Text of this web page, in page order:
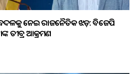
ନେଇ ରାଜନୈତିକ ଝଡ଼: ବିଜେପି
ତୀବ୍ର ଆକ୍ରମଣ